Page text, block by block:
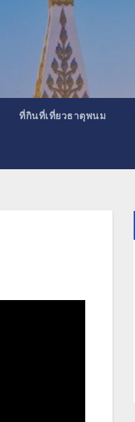
ที่กินที่เที่ยวธาตุพนม